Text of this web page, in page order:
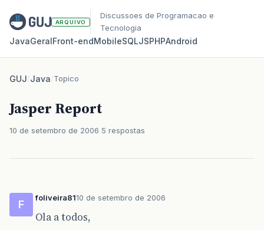
ARQUIVO
Discussoes de Programacao e
Tecnologia
JavaGeralFront‑endMobileSQLJSPHPAndroid
GUJ/Java/Topico
Jasper Report
10 de setembro de 2006 5 respostas
F
foliveira8110 de setembro de 2006
Ola a todos,